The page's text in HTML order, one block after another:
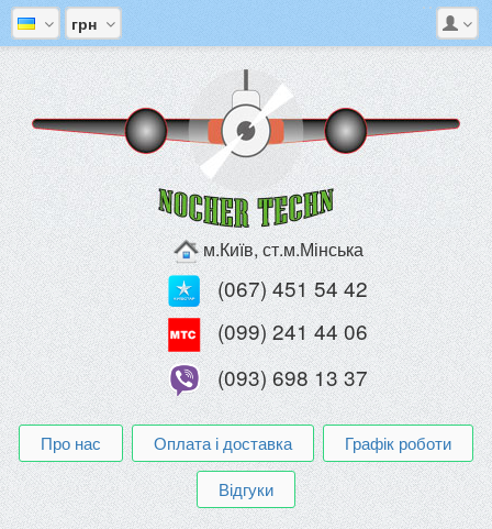
грн
м.Київ, ст.м.Мінська
(067) 451 54 42
(099) 241 44 06
(093) 698 13 37
Про нас Оплата і доставка
Графік роботи
Відгуки